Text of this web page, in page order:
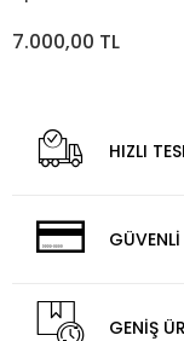
7.000,00 TL
HIZLI
GENİŞ